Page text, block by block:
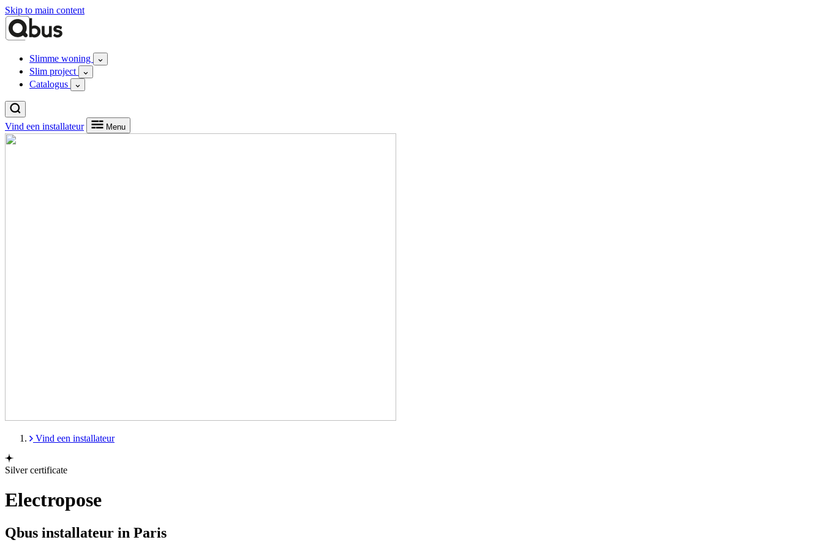
Skip to main content
Slimme woning
Slim project
Catalogus
Vind een installateur Menu
Vind een installateur
Silver certificate
Electropose
Qbus installateur in Paris